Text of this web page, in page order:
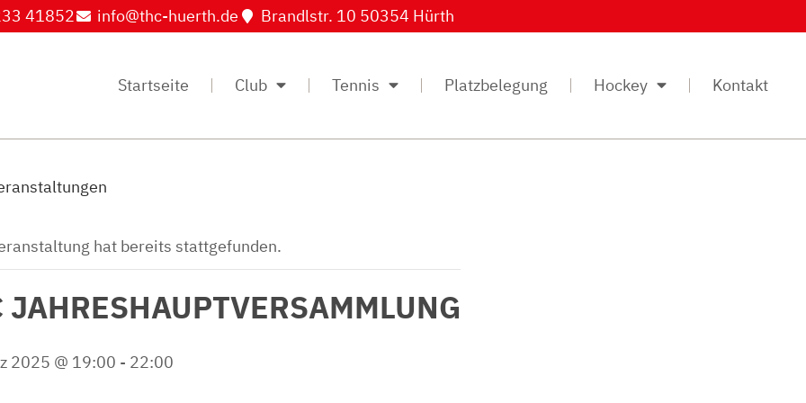
41852 info@thc-huerth.de Brandlstr. 10 50354 Hürth
Startseite Club Tennis Platzbelegung Hockey Kontakt
hat bereits stattgefunden.
JAHRESHAUPTVERSAMMLUNG
2025 @ 19:00 - 22:00